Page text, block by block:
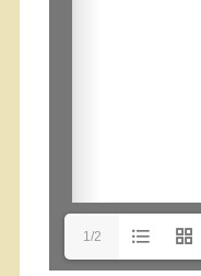
1/2